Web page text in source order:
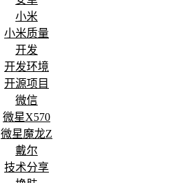
小米
小米质量
开发
开发环境
开源项目
微信
微星X570
微星魔龙Z
戴尔
技术分享